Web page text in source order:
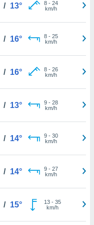
/ 13° 8- 24
km/h
/ 16° 8- 25
km/h
/ 16° 8- 26
km/h
/ 13° 9- 28
km/h
/ 14° 9- 30
km/h
/ 14° 9- 27
km/h
/ 15° 13- 35
km/h